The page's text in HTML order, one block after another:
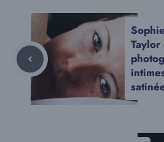
Taylor